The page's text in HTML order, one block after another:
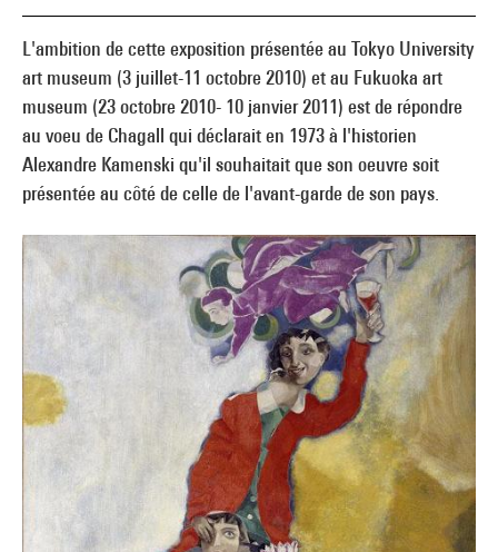
L'ambition de cette exposition présentée au Tokyo University
art museum (3 juillet-11 octobre 2010) et au Fukuoka art
museum (23 octobre 2010- 10 janvier 2011) est de répondre
au voeu de Chagall qui déclarait en 1973 à l'historien
Alexandre Kamenski qu'il souhaitait que son oeuvre soit
présentée au côté de celle de l'avant-garde de son pays.